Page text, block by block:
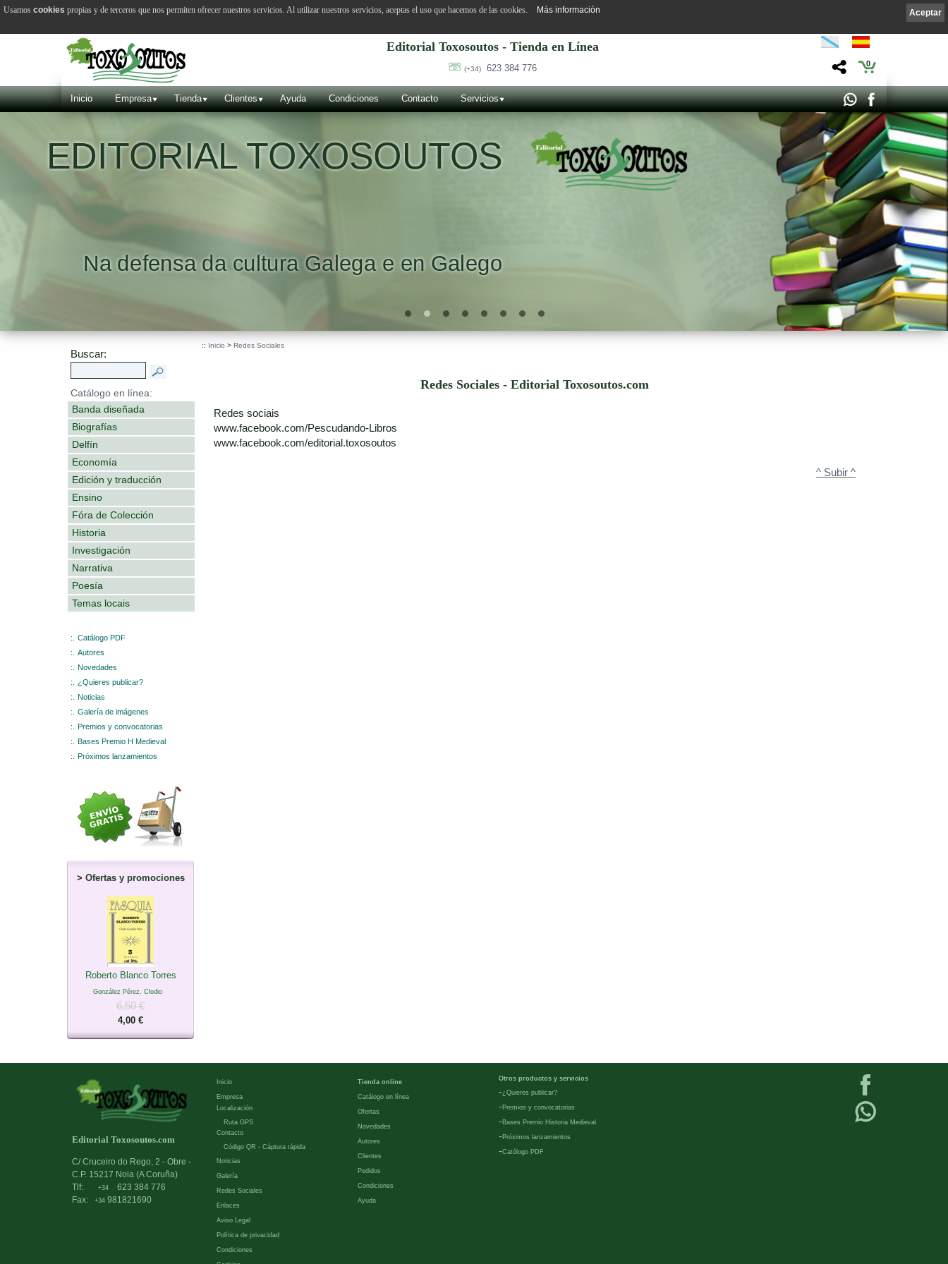
Editorial Toxosoutos - Tienda en Línea
(+34) 623 384 776 0
Inicio Empresa Tienda Clientes Ayuda Condiciones Contacto Servicios
EDITORIAL TOXOSOUTOS
Na defensa da cultura Galega e en Galego
Buscar:
Catálogo en línea:
Banda diseñada
Biografías
Delfín
Economía
Edición y traducción
Ensino
Fóra de Colección
Historia
Investigación
Narrativa
Poesía
Temas locais
:.
Catálogo PDF
:.
Autores
:.
Novedades
:.
¿Quieres publicar?
:.
Noticias
:.
Galería de imágenes
:.
Premios y convocatorias
:.
Bases Premio H Medieval
:.
Próximos lanzamientos
> Ofertas y promociones
Roberto Blanco Torres
González Pérez, Clodio
6,50 €
4,00 €
:: Inicio > Redes Sociales
Redes Sociales - Editorial Toxosoutos.com
Redes sociais
www.facebook.com/Pescudando-Libros
www.facebook.com/editorial.toxosoutos
^ Subir ^
Editorial Toxosoutos.com
C/ Cruceiro do Rego, 2 - Obre -
C.P. 15217 Noia (A Coruña)
Tlf:
+34
623 384 776
Fax:
+34 981821690
Inicio
Empresa
Localización
Ruta GPS
Contacto
Código QR - Cáptura rápida
Noticias
Galería
Redes Sociales
Enlaces
Aviso Legal
Política de privacidad
Condiciones
Tienda online
Catálogo en línea
Ofertas
Novedades
Autores
Clientes
Pedidos
Condiciones
Ayuda
Otros productos y servicios
-¿Quieres publicar?
- Premios y convocatorias
- Bases Premio Historia Medieval
- Próximos lanzamientos
-Católogo PDF
Aceptar
Usamos cookies propias y de terceros que nos permiten ofrecer nuestros servicios. Al utilizar nuestros servicios, aceptas el uso que hacemos de las cookies. Más información